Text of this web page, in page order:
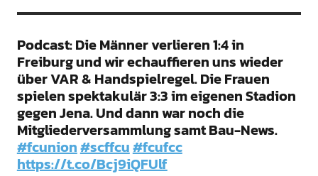
Podcast: Die Männer verlieren 1:4 in
Freiburg und wir echauffieren uns wieder
über VAR & Handspielregel. Die Frauen
spielen spektakulär 3:3 im eigenen Stadion
gegen Jena. Und dann war noch die
Mitgliederversammlung samt Bau-News.
#fcunion#scffcu#fcufcc
https://t.co/Bcj9iQFUlf